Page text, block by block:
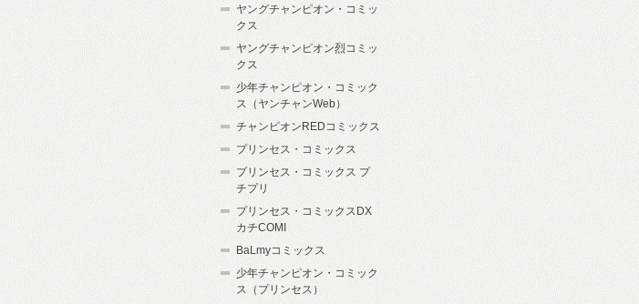
ヤングチャンピオン・コミッ
クス
ヤングチャンピオン烈コミッ
クス
少年チャンピオン・コミック
ス（ヤンチャンWeb）
チャンピオンREDコミックス
プリンセス・コミックス
プリンセス・コミックス プ
チプリ
プリンセス・コミックスDX
カチCOMI
BaLmyコミックス
少年チャンピオン・コミック
ス（プリンセス）